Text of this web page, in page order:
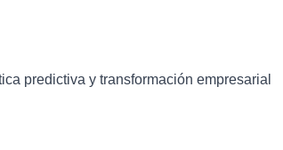
predictiva y transformación empresarial